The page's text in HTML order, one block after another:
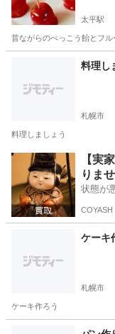
太平駅
昔ながらのべっこう飴とフ
太平
料理し
札幌市
料理しましょう
北海道 札幌市 その
【実
りま
状態が
COYASH
ケーキ
札幌市
ケーキ作ろう
ケー